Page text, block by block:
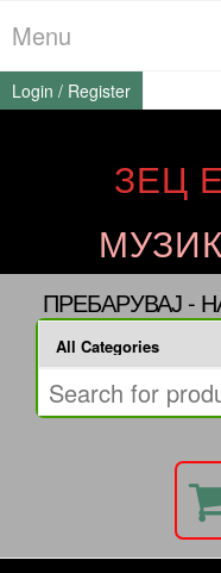
to
the
content
Menu
Login / Register
ЗЕЦ
ПРЕБАРУВАЈ -